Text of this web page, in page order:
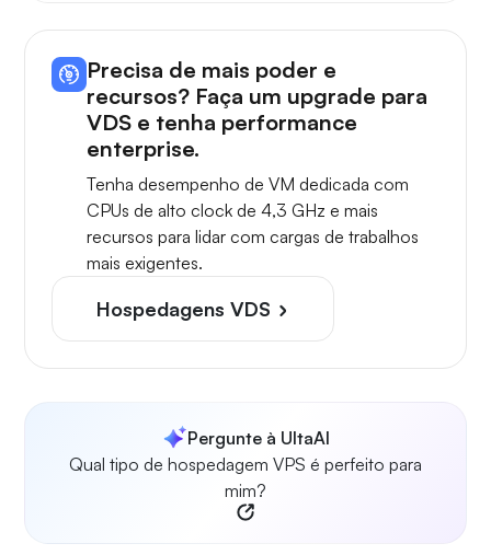
Precisa de mais poder e
recursos? Faça um upgrade para
VDS e tenha performance
enterprise.
Tenha desempenho de VM dedicada com
CPUs de alto clock de 4,3 GHz e mais
recursos para lidar com cargas de trabalhos
mais exigentes.
Hospedagens VDS
Pergunte à UltaAI
Qual tipo de hospedagem VPS é perfeito para
mim?